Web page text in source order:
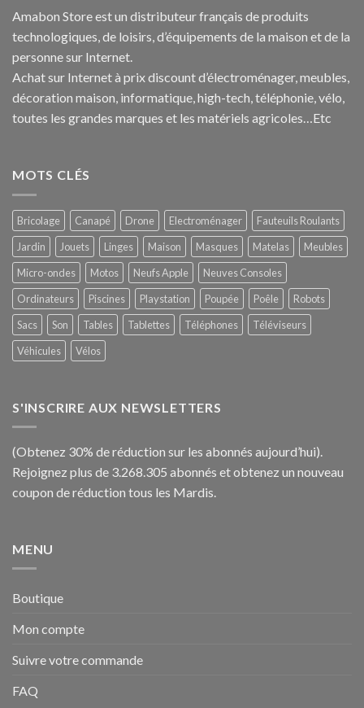
Amabon Store est un distributeur français de produits
technologiques, de loisirs, d’équipements de la maison et de la
personne sur Internet.
Achat sur Internet à prix discount d’électroménager, meubles,
décoration maison, informatique, high-tech, téléphonie, vélo,
toutes les grandes marques et les matériels agricoles…Etc
MOTS CLÉS
Bricolage Canapé Drone Electroménager
Fauteuils Roulants
Jardin
Jouets Linges Maison Masques Matelas
Meubles
Micro-ondes
Motos Neufs Apple
Neuves Consoles
Ordinateurs
Piscines Playstation Poupée Poêle
Robots
Sacs
Son Tables Tablettes Téléphones
Téléviseurs
Véhicules
Vélos
S'INSCRIRE AUX NEWSLETTERS
(Obtenez 30% de réduction sur les abonnés aujourd’hui).
Rejoignez plus de 3.268.305 abonnés et obtenez un nouveau
coupon de réduction tous les Mardis.
MENU
Boutique
Mon compte
Suivre votre commande
FAQ